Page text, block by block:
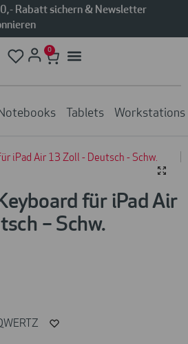
Rabatt sichern & Newsletter
0
Tablets Workstations
für iPad Air
– Schw.